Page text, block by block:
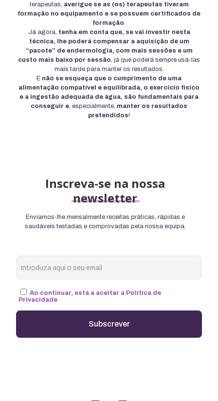
terapeutas, averigue se as (os) terapeutas tiveram
formação no equipamento e se possuem certificados de
formação.
Já agora, tenha em conta que, se vai investir nesta
técnica, lhe poderá compensar a aquisição de um
“pacote” de endermologia, com mais sessões e um
custo mais baixo por sessão, já que poderá sempre usá-las
mais tarde para manter os resultados.
E não se esqueça que o cumprimento de uma
alimentação compatível e equilibrada, o exercício físico
e a ingestão adequada de água, são fundamentais para
conseguir e, especialmente, manter os resultados
pretendidos!
Inscreva-se na nossa
newsletter
Enviamos-lhe mensalmente receitas práticas, rápidas e
saudáveis testadas e comprovadas pela nossa equipa.
Ao continuar, está a aceitar a Política de
Privacidade